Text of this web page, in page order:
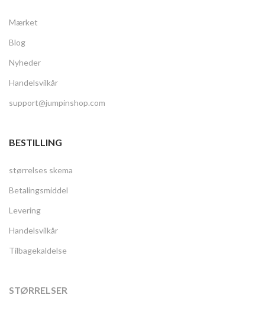
Mærket
Blog
Nyheder
Handelsvilkår
support@jumpinshop.com
BESTILLING
størrelses skema
Betalingsmiddel
Levering
Handelsvilkår
Tilbagekaldelse
STØRRELSER